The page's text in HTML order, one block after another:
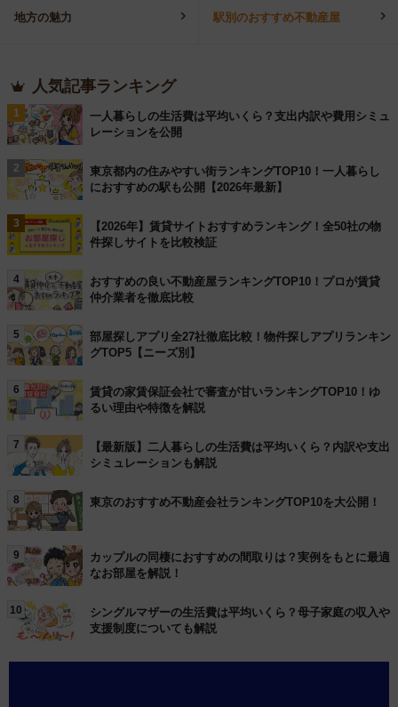
地方の魅力 駅別のおすすめ不動産屋
人気記事ランキング
1
一人暮らしの生活費は平均いくら？支出内訳や費用シミュ
レーションを公開
2
東京都内の住みやすい街ランキングTOP10！一人暮らし
におすすめの駅も公開【2026年最新】
3
【2026年】賃貸サイトおすすめランキング！全50社の物
件探しサイトを比較検証
4
おすすめの良い不動産屋ランキングTOP10！プロが賃貸
仲介業者を徹底比較
5
部屋探しアプリ全27社徹底比較！物件探しアプリランキン
グTOP5【ニーズ別】
6
賃貸の家賃保証会社で審査が甘いランキングTOP10！ゆ
るい理由や特徴を解説
7
【最新版】二人暮らしの生活費は平均いくら？内訳や支出
シミュレーションも解説
8 東京のおすすめ不動産会社ランキングTOP10を大公開！
9
カップルの同棲におすすめの間取りは？実例をもとに最適
なお部屋を解説！
10
シングルマザーの生活費は平均いくら？母子家庭の収入や
支援制度についても解説